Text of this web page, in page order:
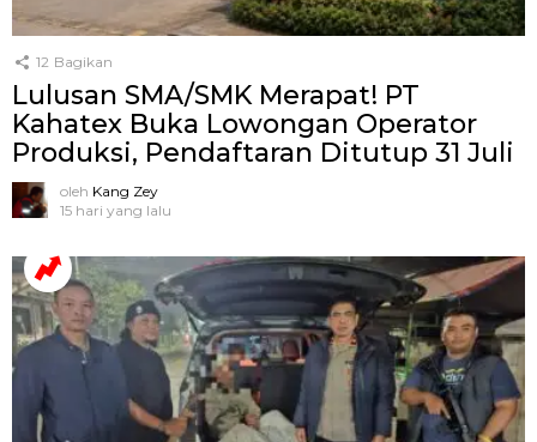
12 Bagikan
Lulusan SMA/SMK Merapat! PT
Kahatex Buka Lowongan Operator
Produksi, Pendaftaran Ditutup 31 Juli
oleh Kang Zey
15 hari yang lalu